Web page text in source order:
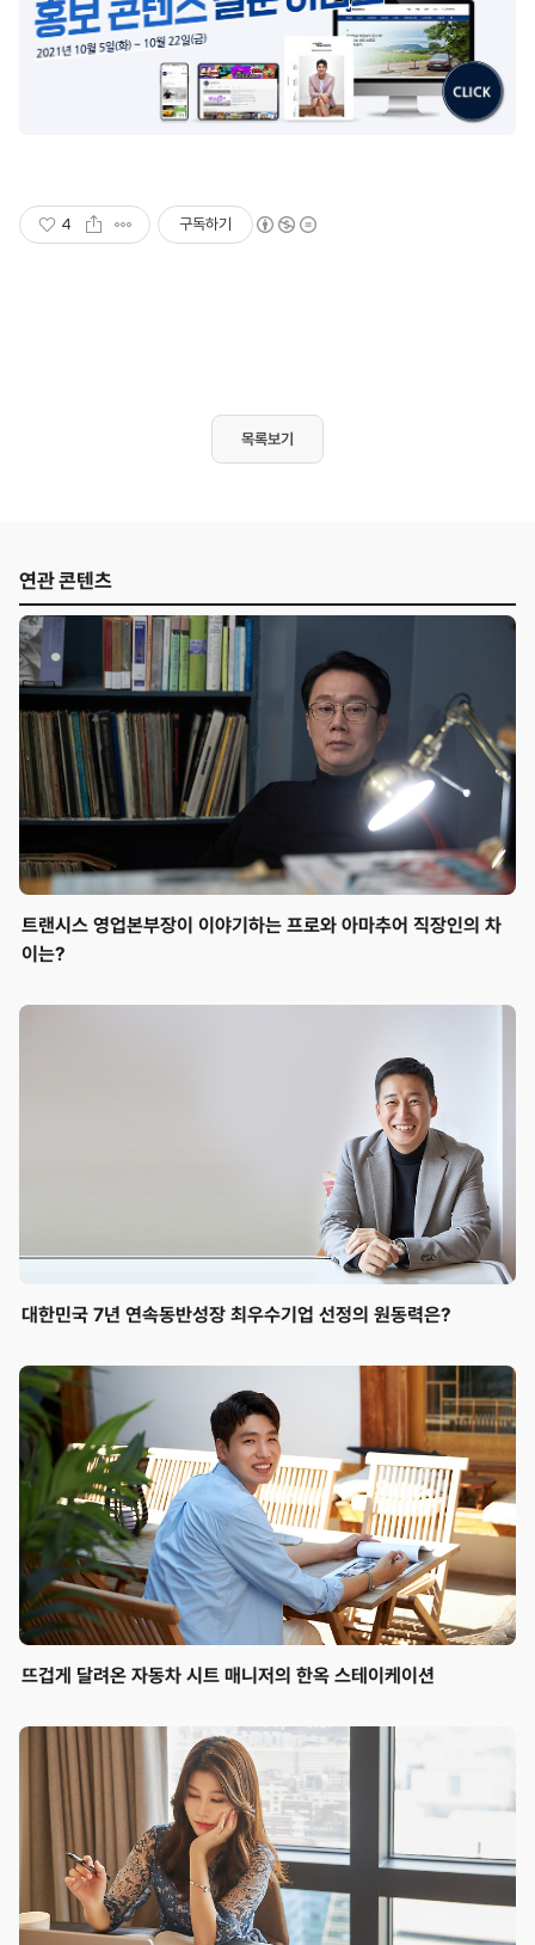
4 구독하기
목록보기
연관 콘텐츠
트랜시스 영업본부장이 이야기하는 프로와 아마추어 직장인의 차
이는?
대한민국 7년 연속동반성장 최우수기업 선정의 원동력은?
뜨겁게 달려온 자동차 시트 매니저의 한옥 스테이케이션